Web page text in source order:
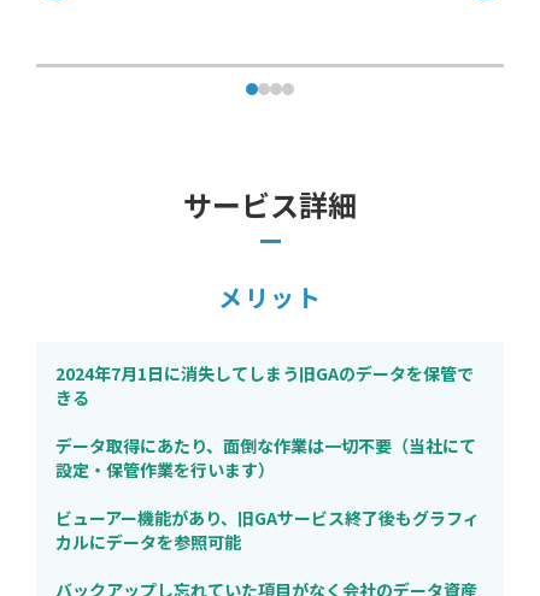
サービス詳細
メリット
2024年7月1日に消失してしまう旧GAのデータを保管で
きる
データ取得にあたり、面倒な作業は一切不要（当社にて
設定・保管作業を行います）
ビューアー機能があり、旧GAサービス終了後もグラフィ
カルにデータを参照可能
バックアップし忘れていた項目がなく会社のデータ資産